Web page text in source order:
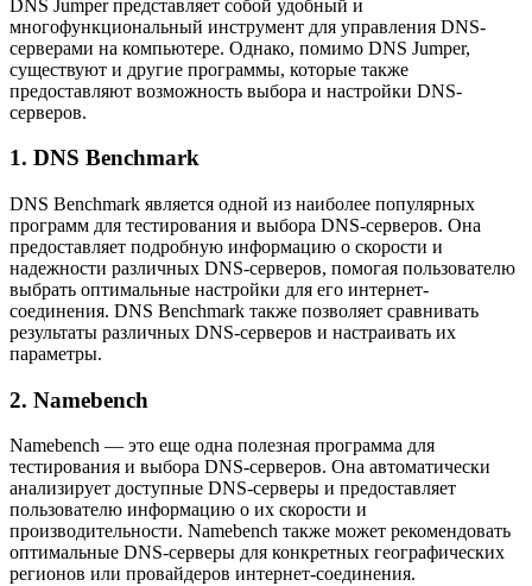
DNS Jumper представляет собой удобный и
многофункциональный инструмент для управления DNS-
серверами на компьютере. Однако, помимо DNS Jumper,
существуют и другие программы, которые также
предоставляют возможность выбора и настройки DNS-
серверов.
1. DNS Benchmark
DNS Benchmark является одной из наиболее популярных
программ для тестирования и выбора DNS-серверов. Она
предоставляет подробную информацию о скорости и
надежности различных DNS-серверов, помогая пользователю
выбрать оптимальные настройки для его интернет-
соединения. DNS Benchmark также позволяет сравнивать
результаты различных DNS-серверов и настраивать их
параметры.
2. Namebench
Namebench — это еще одна полезная программа для
тестирования и выбора DNS-серверов. Она автоматически
анализирует доступные DNS-серверы и предоставляет
пользователю информацию о их скорости и
производительности. Namebench также может рекомендовать
оптимальные DNS-серверы для конкретных географических
регионов или провайдеров интернет-соединения.